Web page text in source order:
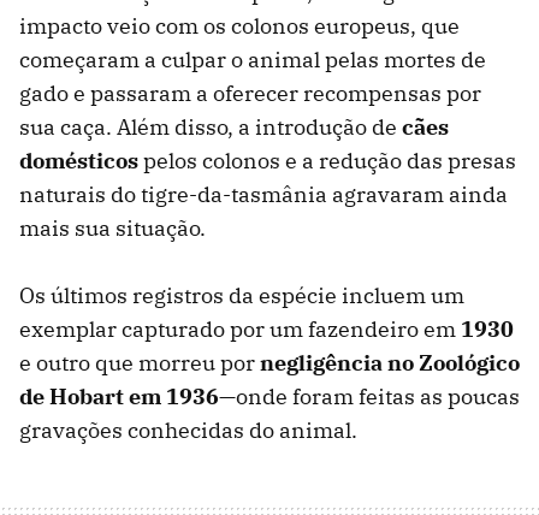
impacto veio com os colonos europeus, que
começaram a culpar o animal pelas mortes de
gado e passaram a oferecer recompensas por
sua caça. Além disso, a introdução de cães
domésticospelos colonos e a redução das presas
naturais do tigre-da-tasmânia agravaram ainda
mais sua situação.
Os últimos registros da espécie incluem um
exemplar capturado por um fazendeiro em 1930
e outro que morreu pornegligência no Zoológico
de Hobart em 1936—onde foram feitas as poucas
gravações conhecidas do animal.